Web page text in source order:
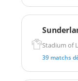
Stadium of
39 matchs